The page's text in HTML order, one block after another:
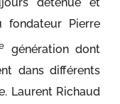
fondateur Pierre
génération dont
dans différents
Laurent Richaud